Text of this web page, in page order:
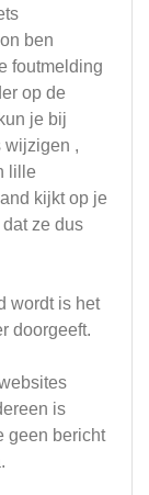
ben
foutmelding
op de
je bij
wijzigen ,
lille
kijkt op je
ze dus
wordt is het
doorgeeft.
is
geen bericht